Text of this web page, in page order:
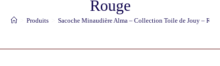
Rouge
Produits Sacoche Minaudière Alma – Collection Toile de Jouy –